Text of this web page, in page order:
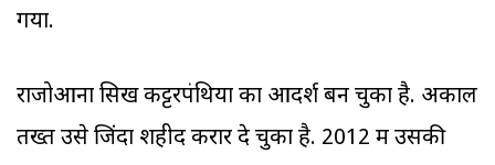
गया.
राजोआना सिख कट्टरपंथियों का आदर्श बन चुका है. अकाल
तख्त उसे जिंदा शहीद करार दे चुका है. 2012 में उसकी